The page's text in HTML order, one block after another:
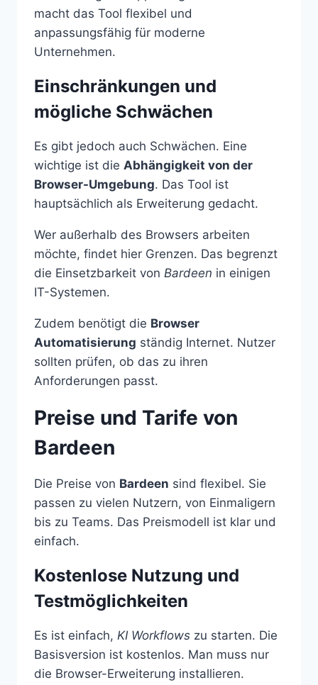
macht das Tool flexibel und
anpassungsfähig für moderne
Unternehmen.
Einschränkungen und
mögliche Schwächen
Es gibt jedoch auch Schwächen. Eine
wichtige ist die Abhängigkeit von der
Browser-Umgebung. Das Tool ist
hauptsächlich als Erweiterung gedacht.
Wer außerhalb des Browsers arbeiten
möchte, findet hier Grenzen. Das begrenzt
die Einsetzbarkeit von Bardeen in einigen
IT-Systemen.
Zudem benötigt die Browser
Automatisierung ständig Internet. Nutzer
sollten prüfen, ob das zu ihren
Anforderungen passt.
Preise und Tarife von
Bardeen
Die Preise von Bardeen sind flexibel. Sie
passen zu vielen Nutzern, von Einmaligern
bis zu Teams. Das Preismodell ist klar und
einfach.
Kostenlose Nutzung und
Testmöglichkeiten
Es ist einfach, KI Workflows zu starten. Die
Basisversion ist kostenlos. Man muss nur
die Browser-Erweiterung installieren.